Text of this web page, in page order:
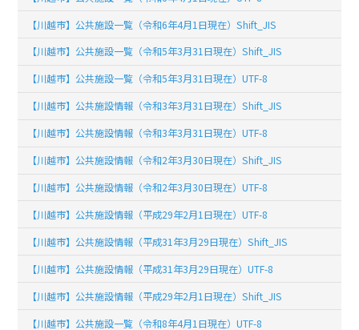
【川越市】公共施設一覧（令和6年4月1日現在）Shift_JIS
【川越市】公共施設一覧（令和5年3月31日現在）Shift_JIS
【川越市】公共施設一覧（令和5年3月31日現在）UTF-8
【川越市】公共施設情報（令和3年3月31日現在）Shift_JIS
【川越市】公共施設情報（令和3年3月31日現在）UTF-8
【川越市】公共施設情報（令和2年3月30日現在）Shift_JIS
【川越市】公共施設情報（令和2年3月30日現在）UTF-8
【川越市】公共施設情報（平成29年2月1日現在）UTF-8
【川越市】公共施設情報（平成31年3月29日現在）Shift_JIS
【川越市】公共施設情報（平成31年3月29日現在）UTF-8
【川越市】公共施設情報（平成29年2月1日現在）Shift_JIS
【川越市】公共施設一覧（令和8年4月1日現在）UTF-8